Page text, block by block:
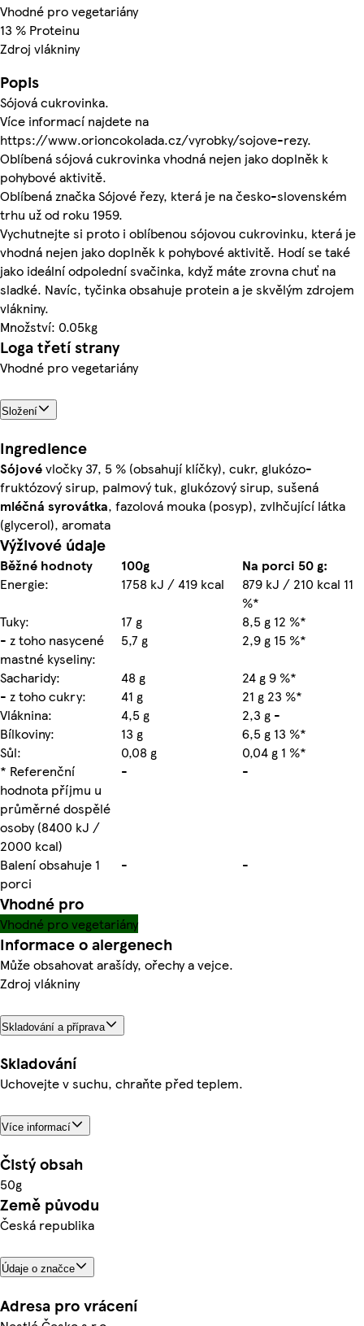
Vhodné pro vegetariány
13 % Proteinu
Zdroj vlákniny
Popis
Sójová cukrovinka.
Více informací najdete na
https://www.orioncokolada.cz/vyrobky/sojove-rezy.
Oblíbená sójová cukrovinka vhodná nejen jako doplněk k
pohybové aktivitě.
Oblíbená značka Sójové řezy, která je na česko-slovenském
trhu už od roku 1959.
Vychutnejte si proto i oblíbenou sójovou cukrovinku, která je
vhodná nejen jako doplněk k pohybové aktivitě. Hodí se také
jako ideální odpolední svačinka, když máte zrovna chuť na
sladké. Navíc, tyčinka obsahuje protein a je skvělým zdrojem
vlákniny.
Množství: 0.05kg
Loga třetí strany
Vhodné pro vegetariány
Složení
Ingredience
Sójovévločky 37, 5 % (obsahují klíčky), cukr, glukózo-
fruktózový sirup, palmový tuk, glukózový sirup, sušená
mléčná syrovátka, fazolová mouka (posyp), zvlhčující látka
(glycerol), aromata
Výživové údaje
Běžné hodnoty 100g
Na porci 50 g:
Energie:
1758 kJ / 419 kcal
879 kJ / 210 kcal 11
%*
Tuky:
17 g
8,5 g 12 %*
- z toho nasycené
mastné kyseliny:
5,7 g
2,9 g 15 %*
Sacharidy:
48 g
24 g 9 %*
- z toho cukry:
41 g
21 g 23 %*
Vláknina:
4,5 g
2,3 g -
Bílkoviny:
13 g
6,5 g 13 %*
Sůl:
0,08 g
0,04 g 1 %*
* Referenční
hodnota příjmu u
průměrné dospělé
osoby (8400 kJ /
2000 kcal)
- -
Balení obsahuje 1
porci
- -
Vhodné pro
Vhodné pro vegetariány
Informace o alergenech
Může obsahovat arašídy, ořechy a vejce.
Zdroj vlákniny
Skladování a příprava
Skladování
Uchovejte v suchu, chraňte před teplem.
Více informací
Čistý obsah
50g
Země původu
Česká republika
Údaje o značce
Adresa pro vrácení